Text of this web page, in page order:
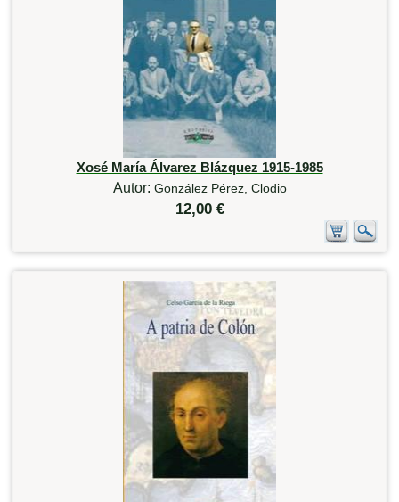
Xosé María Álvarez Blázquez 1915-1985
Autor: González Pérez, Clodio
12,00 €